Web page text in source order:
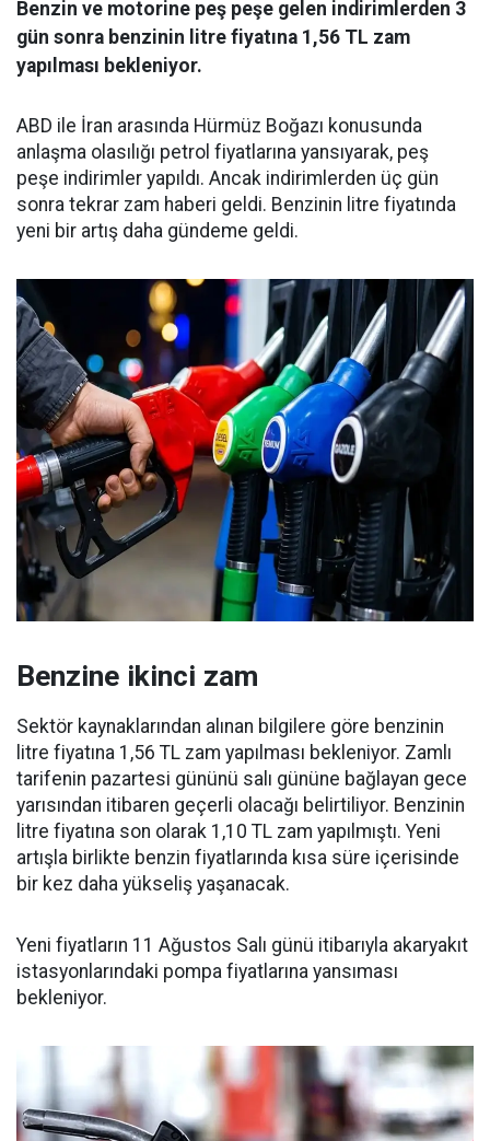
Benzin ve motorine peş peşe gelen indirimlerden 3
gün sonra benzinin litre fiyatına 1,56 TL zam
yapılması bekleniyor.
ABD ile İran arasında Hürmüz Boğazı konusunda
anlaşma olasılığı petrol fiyatlarına yansıyarak, peş
peşe indirimler yapıldı. Ancak indirimlerden üç gün
sonra tekrar zam haberi geldi. Benzinin litre fiyatında
yeni bir artış daha gündeme geldi.
Benzine ikinci zam
Sektör kaynaklarından alınan bilgilere göre benzinin
litre fiyatına 1,56 TL zam yapılması bekleniyor. Zamlı
tarifenin pazartesi gününü salı gününe bağlayan gece
yarısından itibaren geçerli olacağı belirtiliyor. Benzinin
litre fiyatına son olarak 1,10 TL zam yapılmıştı. Yeni
artışla birlikte benzin fiyatlarında kısa süre içerisinde
bir kez daha yükseliş yaşanacak.
Yeni fiyatların 11 Ağustos Salı günü itibarıyla akaryakıt
istasyonlarındaki pompa fiyatlarına yansıması
bekleniyor.